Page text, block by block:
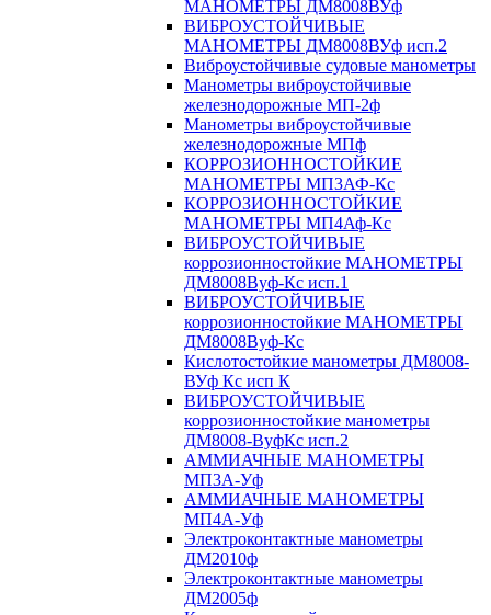
МАНОМЕТРЫ ДМ8008ВУф
ВИБРОУСТОЙЧИВЫЕ
МАНОМЕТРЫ ДМ8008ВУф исп.2
Виброустойчивые судовые манометры
Манометры виброустойчивые
железнодорожные МП-2ф
Манометры виброустойчивые
железнодорожные МПф
КОРРОЗИОННОСТОЙКИЕ
МАНОМЕТРЫ МП3АФ-Кс
КОРРОЗИОННОСТОЙКИЕ
МАНОМЕТРЫ МП4Аф-Кс
ВИБРОУСТОЙЧИВЫЕ
коррозионностойкие МАНОМЕТРЫ
ДМ8008Вуф-Кс исп.1
ВИБРОУСТОЙЧИВЫЕ
коррозионностойкие МАНОМЕТРЫ
ДМ8008Вуф-Кс
Кислотостойкие манометры ДМ8008-
ВУф Кс исп К
ВИБРОУСТОЙЧИВЫЕ
коррозионностойкие манометры
ДМ8008-ВуфКс исп.2
АММИАЧНЫЕ МАНОМЕТРЫ
МП3А-Уф
АММИАЧНЫЕ МАНОМЕТРЫ
МП4А-Уф
Электроконтактные манометры
ДМ2010ф
Электроконтактные манометры
ДМ2005ф